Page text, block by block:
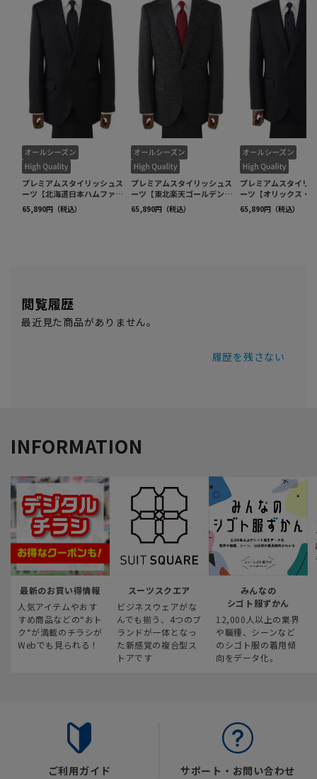
閲覧履歴
最近見た商品がありません。
履歴を残さない
INFORMATION
最新のお買い得情報
人気アイテムやおす
すめ商品などの“おト
ク“が満載のチラシが
Webでも見られる！
スーツスクエア
ビジネスウェアがな
んでも揃う、4つのブ
ランドが一体となっ
た新感覚の複合型ス
トアです
みんなの
シゴト服ずかん
12,000人以上の業界
や職種、シーンなど
のシゴト服の着用傾
向をデータ化。
ご利用ガイド サポート・お問い合わせ